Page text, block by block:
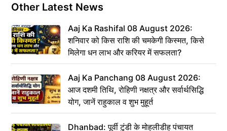
Other Latest News
Aaj Ka Rashifal 08 August 2026:
शनिवार को किस राशि की चमकेगी किस्मत, किसे
मिलेगा धन लाभ और करियर में सफलता?
Aaj Ka Panchang 08 August 2026:
आज दशमी तिथि, रोहिणी नक्षत्र और सर्वार्थसिद्धि
योग, जानें राहुकाल व शुभ मुहूर्त
Dhanbad: पूर्वी टुंडी के मोहलीडीह पंचायत